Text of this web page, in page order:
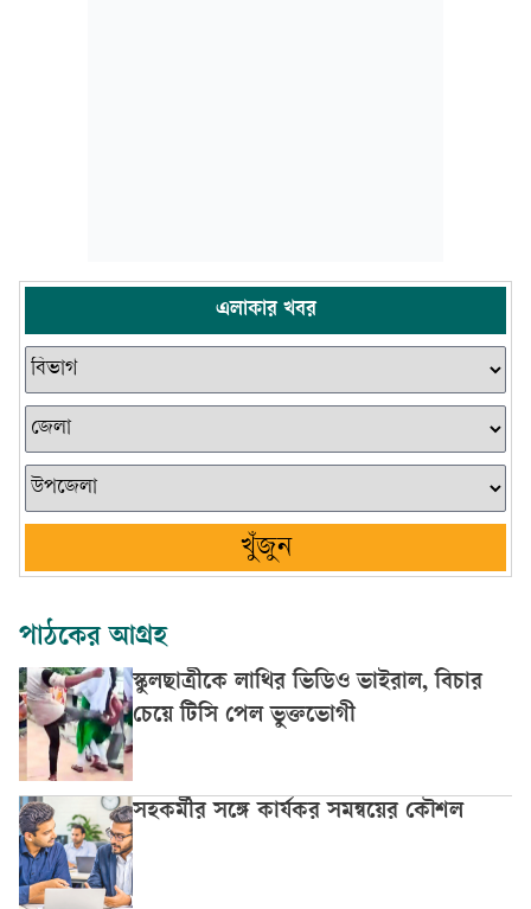
এলাকার খবর
খুঁজুন
পাঠকের আগ্রহ
স্কুলছাত্রীকে লাথির ভিডিও ভাইরাল, বিচার
চেয়ে টিসি পেল ভুক্তভোগী
সহকর্মীর সঙ্গে কার্যকর সমন্বয়ের কৌশল